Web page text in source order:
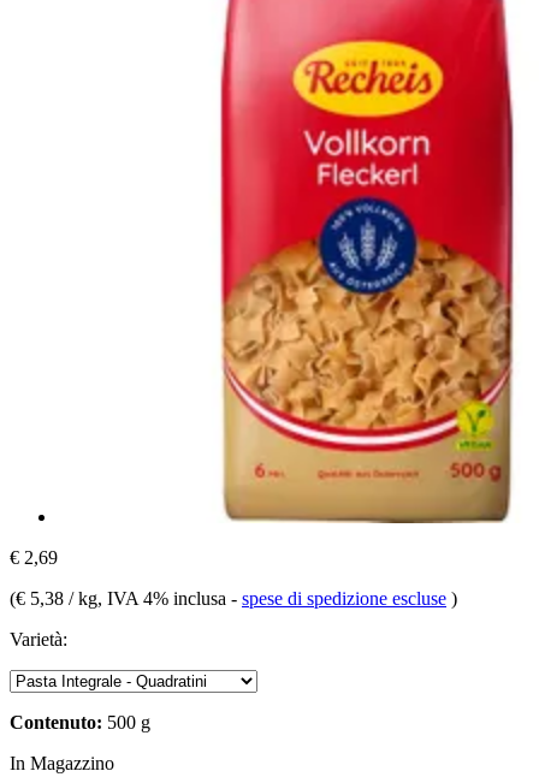
€ 2,69
(€ 5,38 / kg, IVA 4% inclusa - spese di spedizione escluse )
Varietà:
Contenuto: 500 g
In Magazzino